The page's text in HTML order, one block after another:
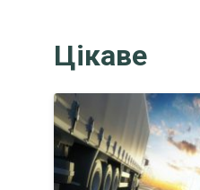
Цікаве